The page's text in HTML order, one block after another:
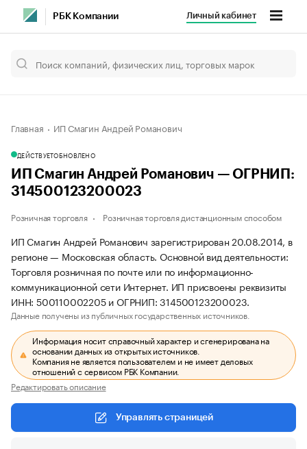
РБК Компании Личный кабинет
Главная ИП Смагин Андрей Романович
ДЕЙСТВУЕТОБНОВЛЕНО
ИП Смагин Андрей Романович — ОГРНИП:
314500123200023
Розничная торговля Розничная торговля дистанционным способом
ИП Смагин Андрей Романович зарегистрирован 20.08.2014, в
регионе — Московская область. Основной вид деятельности:
Торговля розничная по почте или по информационно-
коммуникационной сети Интернет. ИП присвоены реквизиты
ИНН: 500110002205 и ОГРНИП: 314500123200023.
Данные получены из публичных государственных источников.
Информация носит справочный характер и сгенерирована на
основании данных из открытых источников.
Компания не является пользователем и не имеет деловых
отношений с сервисом РБК Компании.
Редактировать описание
Управлять страницей